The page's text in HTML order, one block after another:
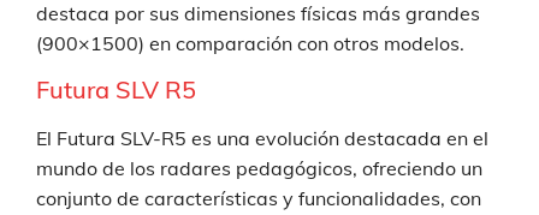
destaca por sus dimensiones físicas más grandes
(900×1500) en comparación con otros modelos.
Futura SLV R5
El Futura SLV-R5 es una evolución destacada en el
mundo de los radares pedagógicos, ofreciendo un
conjunto de características y funcionalidades, con